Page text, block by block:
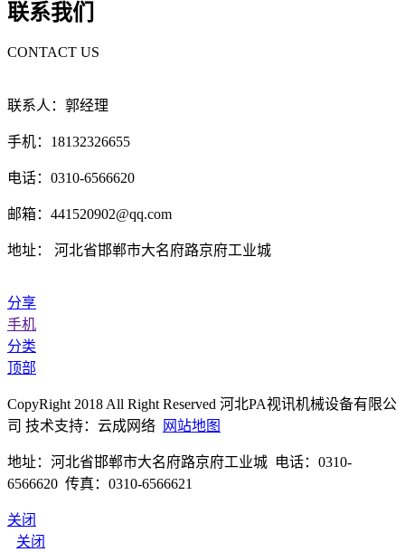
联系我们
CONTACT US
联系人：郭经理
手机：18132326655
电话：0310-6566620
邮箱：441520902@qq.com
地址： 河北省邯郸市大名府路京府工业城
分享
手机
分类
顶部
CopyRight 2018 All Right Reserved 河北PA视讯机械设备有限公
司 技术支持：云成网络
网站地图
地址：河北省邯郸市大名府路京府工业城 电话：0310-
6566620 传真：0310-6566621
关闭
关闭